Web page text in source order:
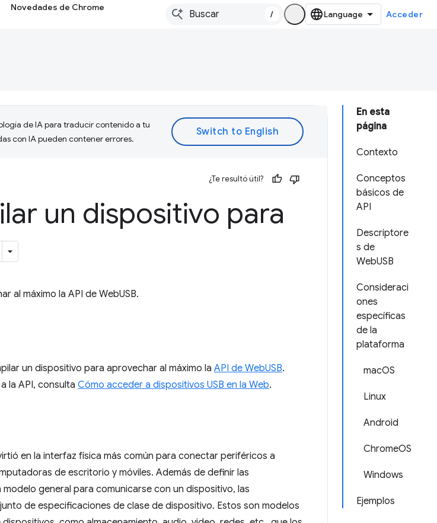
Novedades de Chrome
/ Acceder
En esta
página
Contexto
Conceptos
básicos de
API
Descriptore
s de
WebUSB
Consideraci
ones
específicas
de la
plataforma
macOS
Linux
Android
ChromeOS
Windows
Ejemplos
de IA para traducir contenido a tu
con IA pueden contener errores.
¿Te resultó útil?
un dispositivo para
al máximo la API de WebUSB.
un dispositivo para aprovechar al máximo la API de WebUSB.
la API, consulta Cómo acceder a dispositivos USB en la Web.
en la interfaz física más común para conectar periféricos a
de escritorio y móviles. Además de definir las
general para comunicarse con un dispositivo, las
de especificaciones de clase de dispositivo. Estos son modelos